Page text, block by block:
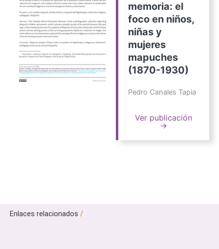
memoria: el
foco en niños,
niñas y
mujeres
mapuches
(1870-1930)
Pedro Canales Tapia
Ver publicación
→
Enlaces relacionados /